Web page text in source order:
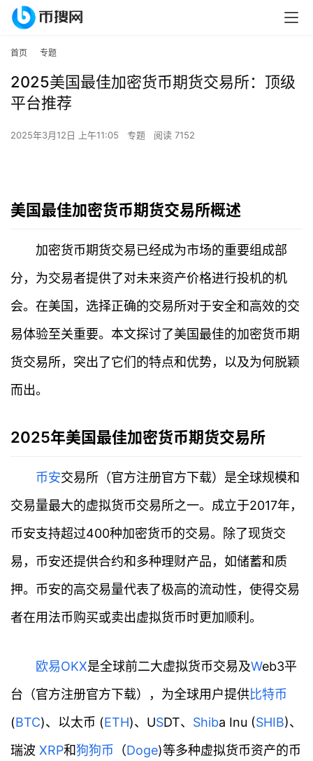
首页 专题
2025美国最佳加密货币期货交易所：顶级
平台推荐
2025年3月12日 上午11:05 专题 阅读 7152
美国最佳加密货币期货交易所概述
加密货币期货交易已经成为市场的重要组成部
分，为交易者提供了对未来资产价格进行投机的机
会。在美国，选择正确的交易所对于安全和高效的交
易体验至关重要。本文探讨了美国最佳的加密货币期
货交易所，突出了它们的特点和优势，以及为何脱颖
而出。
2025年美国最佳加密货币期货交易所
币安交易所（官方注册官方下载）是全球规模和
交易量最大的虚拟货币交易所之一。成立于2017年，
币安支持超过400种加密货币的交易。除了现货交
易，币安还提供合约和多种理财产品，如储蓄和质
押。币安的高交易量代表了极高的流动性，使得交易
者在用法币购买或卖出虚拟货币时更加顺利。
欧易OKX是全球前二大虚拟货币交易及Web3平
台（官方注册官方下载），为全球用户提供比特币
(BTC)、以太币 (ETH)、USDT、 Shiba Inu (SHIB)、
瑞波 XRP和狗狗币 （Doge)等多种虚拟货币资产的币